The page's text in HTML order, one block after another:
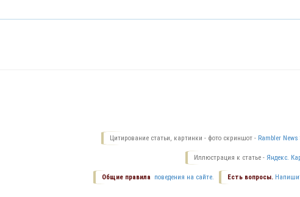
Цитирование статьи, картинки - фото скриншот - Rambler News
Иллюстрация к статье - Яндекс.
Есть вопросы.
Общие правила поведения на сайте.